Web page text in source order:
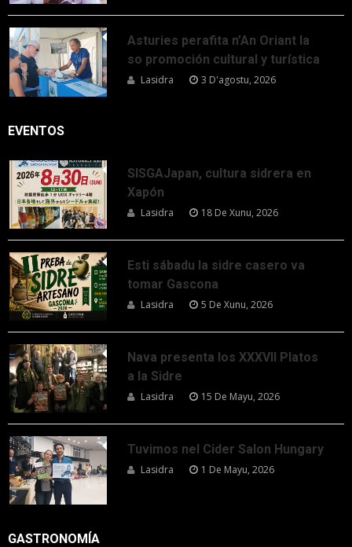
Asturies perafita n’An Oriant la
so promoción cultural y turística
Lasidra 3 D'agostu, 2026
EVENTOS
SISGAJapan, cultura sidrera en
Xapón
Lasidra 18 De Xunu, 2026
Esti sábadu la sidre casero va
tomar Gascona
Lasidra 5 De Xunu, 2026
Nava presenta los XXXVII Platos
a la Sidre
Lasidra 15 De Mayu, 2026
Tuvimos nel Cider Salon Hungary
Lasidra 1 De Mayu, 2026
GASTRONOMÍA